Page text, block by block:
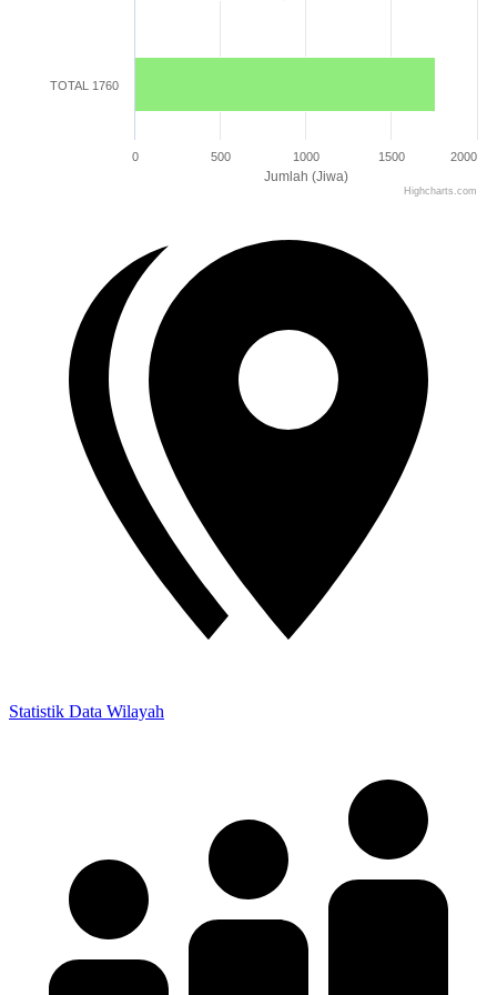
Jumlah (Jiwa)
TOTAL 1760
0 500 1000 1500 2000
Highcharts.com
Statistik Data Wilayah